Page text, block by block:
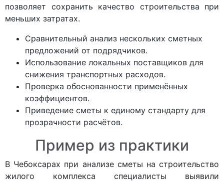
позволяет сохранить качество строительства при
меньших затратах.
Сравнительный анализ нескольких сметных
предложений от подрядчиков.
Использование локальных поставщиков для
снижения транспортных расходов.
Проверка обоснованности применённых
коэффициентов.
Приведение сметы к единому стандарту для
прозрачности расчётов.
Пример из практики
В Чебоксарах при анализе сметы на строительство
жилого комплекса специалисты выявили